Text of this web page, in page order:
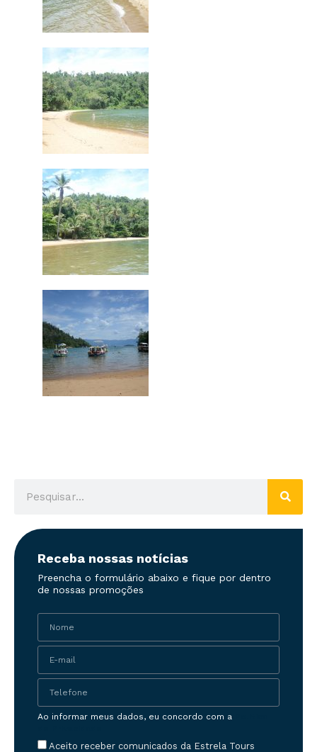
Receba nossas notícias
Preencha o formulário abaixo e fique por dentro
de nossas promoções
Ao informar meus dados, eu concordo com a
Aceito receber comunicados da Estrela Tours